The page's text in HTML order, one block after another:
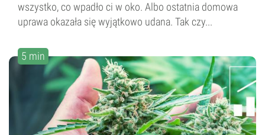
wszystko, co wpadło ci w oko. Albo ostatnia domowa
uprawa okazała się wyjątkowo udana. Tak czy...
5 min